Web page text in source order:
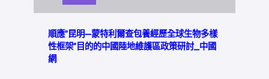
順應“昆明—蒙特利爾查包養經歷全球生物多樣
性框架”目的的中國陸地維護區政策研討_中國
網